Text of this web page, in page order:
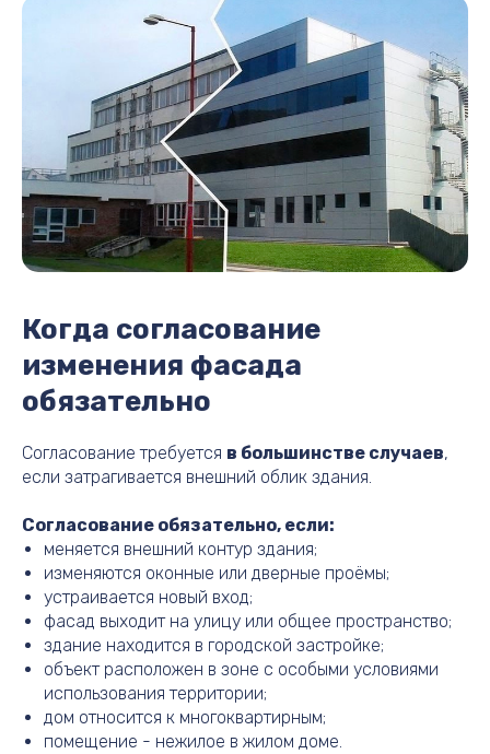
Когда согласование
изменения фасада
обязательно
Согласование требуется в большинстве случаев,
если затрагивается внешний облик здания.
Согласование обязательно, если:
меняется внешний контур здания;
изменяются оконные или дверные проёмы;
устраивается новый вход;
фасад выходит на улицу или общее пространство;
здание находится в городской застройке;
объект расположен в зоне с особыми условиями
использования территории;
дом относится к многоквартирным;
помещение - нежилое в жилом доме.